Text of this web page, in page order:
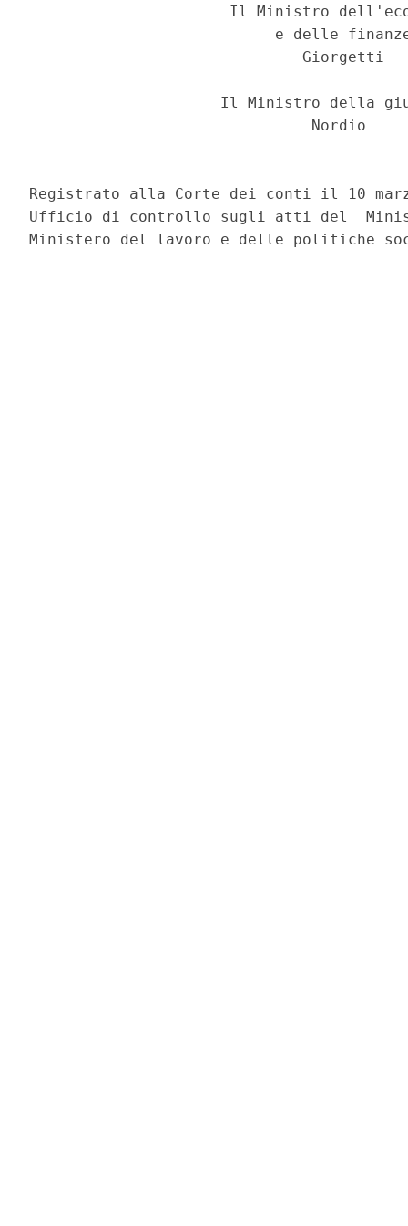
Il Ministro
e delle
                              Giorgetti
Il Ministro della
                               Nordio
Registrato alla Corte dei conti il 10
Ufficio di controllo sugli atti del